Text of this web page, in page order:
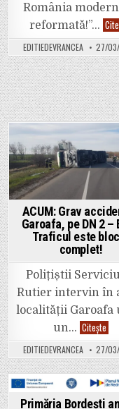
România
reformată!”…
EDITIEDEVRANCEA 27/
Posted
in
ACUM: Grav
Garoafa, pe DN 2 –
Traficul este
complet!
Polițiștii
Rutier intervin în
localității Garoafa
un… Citește
Grav
la
pe
DN
2
–
EDITIEDEVRANCEA 27/
Posted
Primăria Bordești